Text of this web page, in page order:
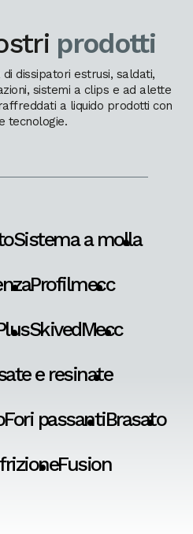
prodotti
dissipatori estrusi, saldati,
sistemi a clips e ad alette
a liquido prodotti con
tecnologie.
Sistema a molla
Profilmecc
SkivedMecc
e resinate
Fori passantiBrasato
Fusion